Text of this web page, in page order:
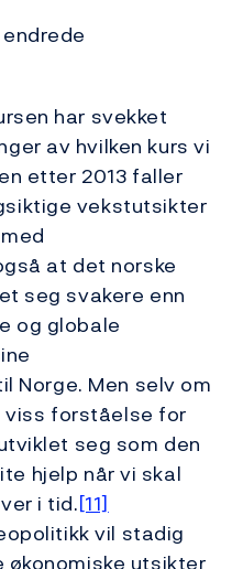
har svekket
av hvilken kurs vi
etter 2013 faller
vekstutsikter
at det norske
seg svakere enn
og globale
Norge. Men selv om
viss forståelse for
seg som den
hjelp når vi skal
i tid.[11]
vil stadig